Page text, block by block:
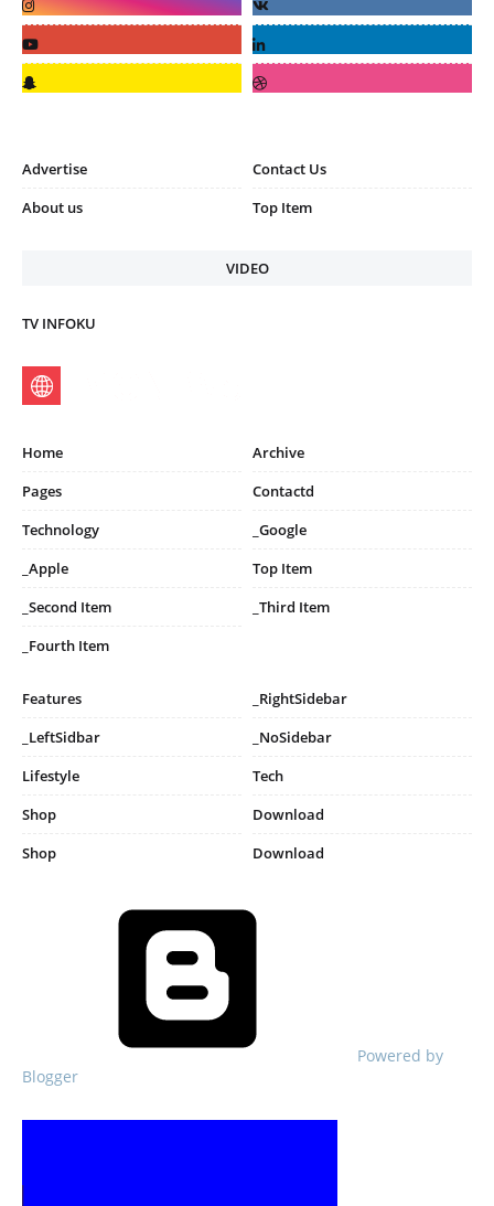
Advertise
Contact Us
About us
Top Item
VIDEO
TV INFOKU
Home
Archive
Pages
Contactd
Technology
_Google
_Apple
Top Item
_Second Item
_Third Item
_Fourth Item
Features
_RightSidebar
_LeftSidbar
_NoSidebar
Lifestyle
Tech
Shop
Download
Shop
Download
Powered by
Blogger